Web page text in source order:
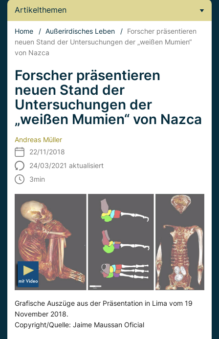
Artikelthemen
Home / Außerirdisches Leben / Forscher präsentieren
neuen Stand der Untersuchungen der „weißen Mumien“
von Nazca
Forscher präsentieren
neuen Stand der
Untersuchungen der
„weißen Mumien“ von Nazca
Andreas Müller
22/11/2018
24/03/2021 aktualisiert
3min
Grafische Auszüge aus der Präsentation in Lima vom 19
November 2018.
Copyright/Quelle: Jaime Maussan Oficial